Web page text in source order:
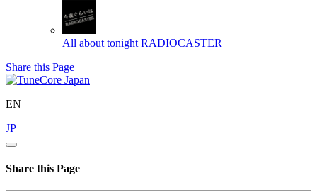
All about tonight RADIOCASTER
Share this Page
EN
JP
Share this Page